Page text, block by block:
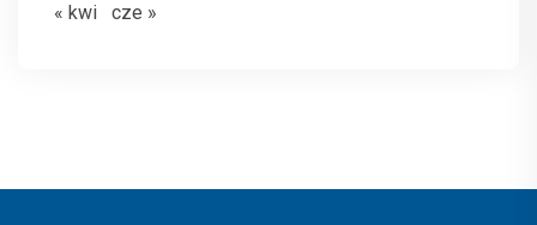
« kwi cze »